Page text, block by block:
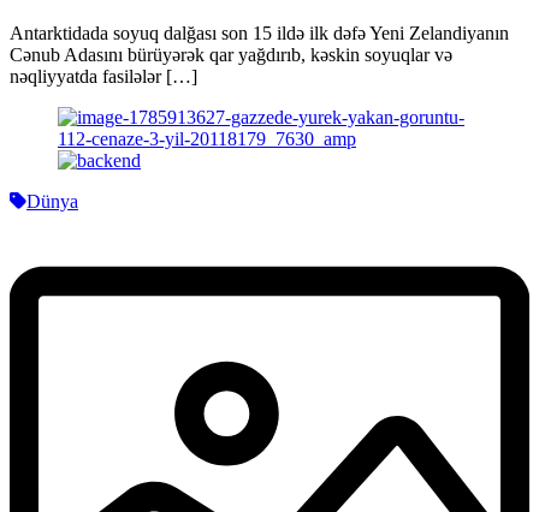
Antarktidada soyuq dalğası son 15 ildə ilk dəfə Yeni Zelandiyanın
Cənub Adasını bürüyərək qar yağdırıb, kəskin soyuqlar və
nəqliyyatda fasilələr […]
Dünya